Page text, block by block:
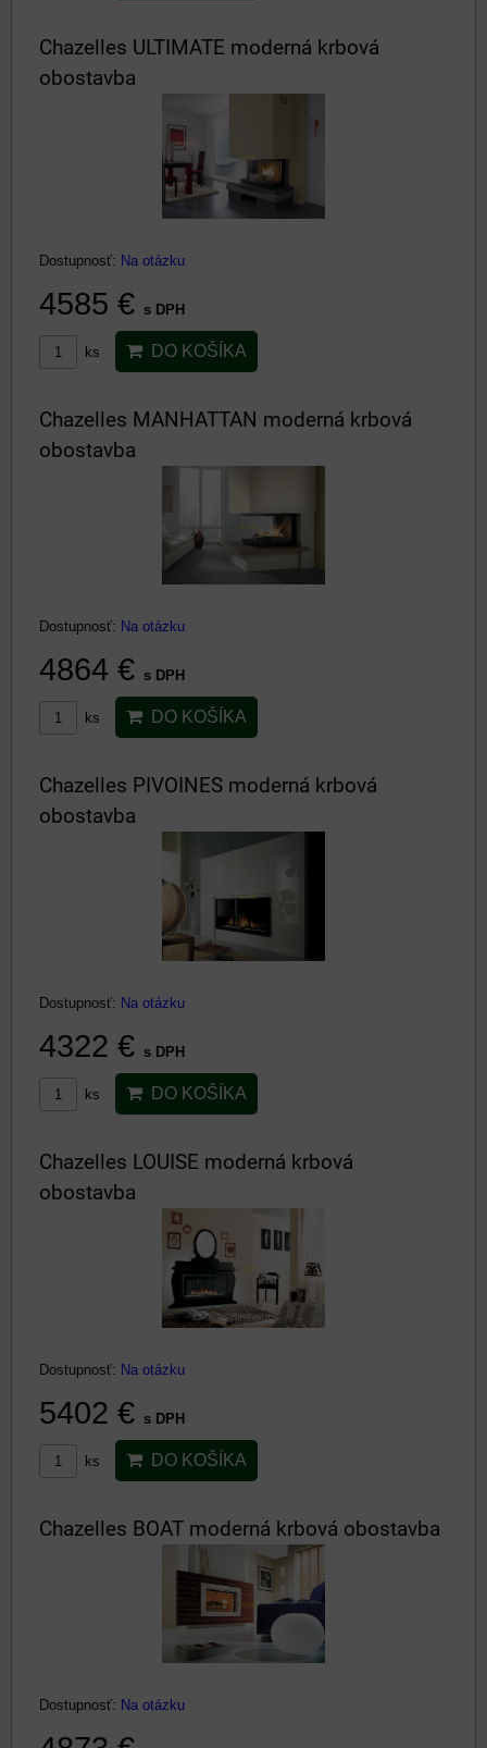
Chazelles ULTIMATE moderná krbová
obostavba
Dostupnosť: Na otázku
4585 € s DPH
ks DO KOŠÍKA
Chazelles MANHATTAN moderná krbová
obostavba
Dostupnosť: Na otázku
4864 € s DPH
ks DO KOŠÍKA
Chazelles PIVOINES moderná krbová
obostavba
Dostupnosť: Na otázku
4322 € s DPH
ks DO KOŠÍKA
Chazelles LOUISE moderná krbová
obostavba
Dostupnosť: Na otázku
5402 € s DPH
ks DO KOŠÍKA
Chazelles BOAT moderná krbová obostavba
Dostupnosť: Na otázku